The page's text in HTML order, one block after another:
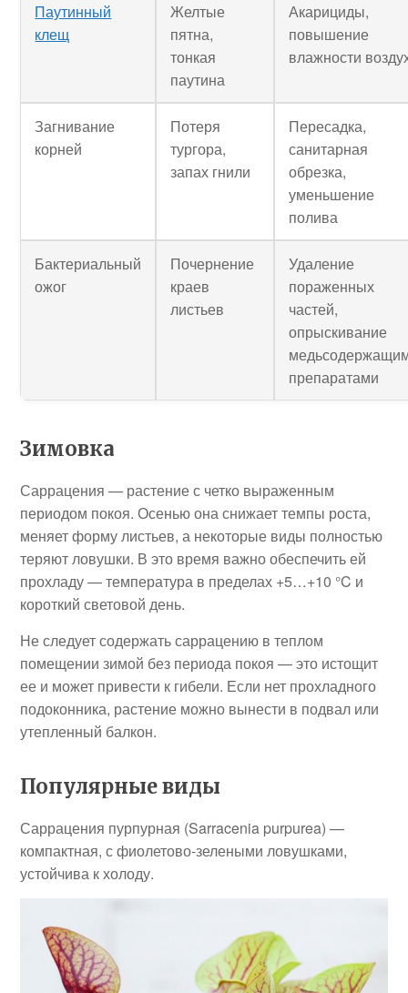
Паутинный
клещ
Желтые
пятна,
тонкая
паутина
Акарициды,
повышение
влажности
Загнивание
корней
Потеря
тургора,
запах гнили
Пересадка,
санитарная
обрезка,
уменьшение
полива
Бактериальный
ожог
Почернение
краев
листьев
Удаление
пораженных
частей,
опрыскивание
препаратами
Зимовка
Саррацения — растение с четко выраженным
периодом покоя. Осенью она снижает темпы роста,
меняет форму листьев, а некоторые виды полностью
теряют ловушки. В это время важно обеспечить ей
прохладу — температура в пределах +5…+10 °C и
короткий световой день.
Не следует содержать саррацению в теплом
помещении зимой без периода покоя — это истощит
ее и может привести к гибели. Если нет прохладного
подоконника, растение можно вынести в подвал или
утепленный балкон.
Популярные виды
Саррацения пурпурная (Sarracenia purpurea) —
компактная, с фиолетово-зелеными ловушками,
устойчива к холоду.